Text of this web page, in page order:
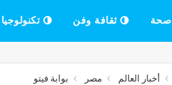
صحة ثقافة وفن تكنولوجيا
أخبار العالم مصر بوابة فيتو